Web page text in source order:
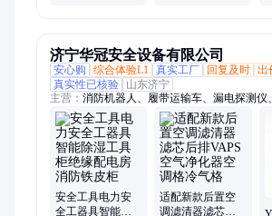
济宁华冠安全设备有限公司
安心购
综合体验L1 真实工厂 回复及时 出
真实性已核验
山东济宁
主营： 消防机器人、履带运输车、漏电探测仪
柜、巡检机器人、消防箱、消防服、破拆工具
打药喷雾机、传感器、电磁阀、保护器、电动
子秤、砌筑升降平台、光伏板升降机、内撑
棒、打标机、裁剪机、研磨机、压铆机、小型
防爆风机
安全工具电力安
全工器具智能除
适配新款后置空
调滤清器滤芯后